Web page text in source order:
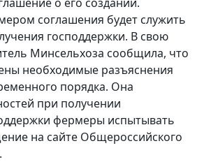
соглашения будет служить
господдержки. В свою
Минсельхоза сообщила, что
необходимые разъяснения
порядка. Она
при получении
фермеры испытывать
на сайте Общероссийского